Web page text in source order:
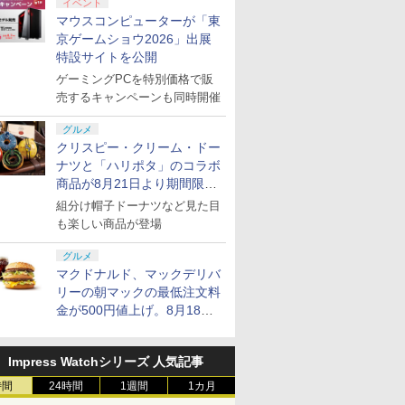
イベント
マウスコンピューターが「東
京ゲームショウ2026」出展
特設サイトを公開
ゲーミングPCを特別価格で販
売するキャンペーンも同時開催
グルメ
クリスピー・クリーム・ドー
ナツと「ハリポタ」のコラボ
商品が8月21日より期間限定
で発売
組分け帽子ドーナツなど見た目
も楽しい商品が登場
グルメ
マクドナルド、マックデリバ
リーの朝マックの最低注文料
金が500円値上げ。8月18日
Impress Watchシリーズ 人気記事
24時間 1週間 1カ月